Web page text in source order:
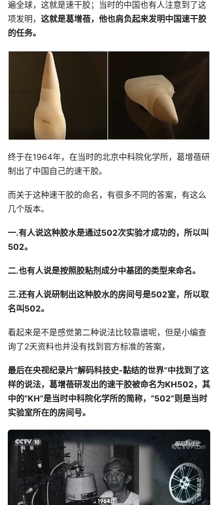
遍全球，这就是速干胶；当时的中国也有人注意到了这
项发明， 这就是葛增蓓，他也肩负起来发明中国速干胶
的任务。
终于在1964年，在当时的北京中科院化学所，葛增蓓研
制出了中国自己的速干胶。
而关于这种速干胶的命名，有很多不同的答案，有这么
几个版本。
一.有人说这种胶水是通过502次实验才成功的，所以叫
502。
二.也有人说是按照胶粘剂成分中基团的类型来命名。
三.还有人说研制出这种胶水的房间号是502室，所以取
名叫502。
看起来是不是感觉第二种说法比较靠谱呢，但是小编查
询了2天资料也并没有找到官方标准的答案，
最后在央视纪录片“解码科技史-黏结的世界”中找到了这
样的说法，葛增蓓研发出的速干胶被命名为KH502，其
中的“KH”是当时中科院化学所的简称，“502”则是当时
实验室所在的房间号。